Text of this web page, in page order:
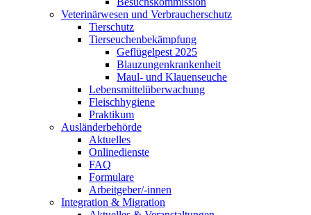
Veterinärwesen und Verbraucherschutz
Tierschutz
Tierseuchenbekämpfung
Geflügelpest 2025
Blauzungenkrankenheit
Maul- und Klauenseuche
Lebensmittelüberwachung
Fleischhygiene
Praktikum
Ausländerbehörde
Aktuelles
Onlinedienste
FAQ
Formulare
Arbeitgeber/-innen
Integration & Migration